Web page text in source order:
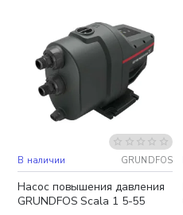
Бесплатная доставка
В наличии GRUNDFOS
Насос повышения давления
GRUNDFOS Scala 1 5-55